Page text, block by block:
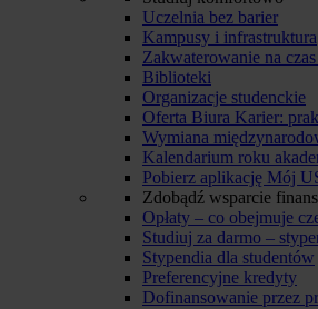
Uczelnia bez barier
Kampusy i infrastruktura
Zakwaterowanie na
Biblioteki
Organizacje studenckie
Oferta Biura Karier:
Wymiana
Kalendarium roku
Pobierz aplikację Mój
Zdobądź wsparcie
Opłaty – co obejmuje
Studiuj za darmo –
Stypendia dla studentów
Preferencyjne kredyty
Dofinansowanie przez